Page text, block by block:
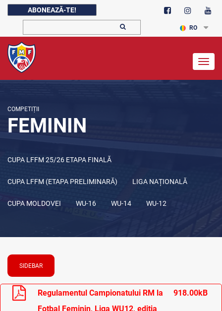
ABONEAZĂ-TE!
RO
COMPETIȚII
FEMININ
CUPA LFFM 25/26 ETAPA FINALĂ
CUPA LFFM (ETAPA PRELIMINARĂ) LIGA NAȚIONALĂ
CUPA MOLDOVEI WU-16 WU-14 WU-12
SIDEBAR
Regulamentul Campionatului RM la
Fotbal Feminin, Liga WU12, editia
918.00kB